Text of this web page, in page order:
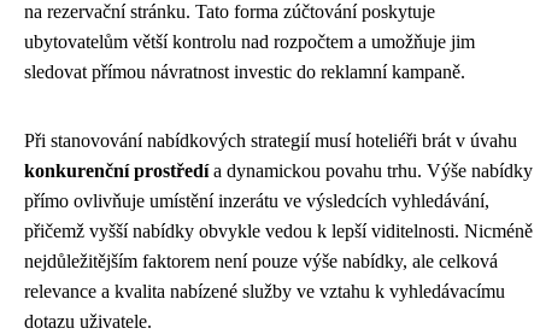
na rezervační stránku. Tato forma zúčtování poskytuje
ubytovatelům větší kontrolu nad rozpočtem a umožňuje jim
sledovat přímou návratnost investic do reklamní kampaně.
Při stanovování nabídkových strategií musí hoteliéři brát v úvahu
konkurenční prostředía dynamickou povahu trhu. Výše nabídky
přímo ovlivňuje umístění inzerátu ve výsledcích vyhledávání,
přičemž vyšší nabídky obvykle vedou k lepší viditelnosti. Nicméně
nejdůležitějším faktorem není pouze výše nabídky, ale celková
relevance a kvalita nabízené služby ve vztahu k vyhledávacímu
dotazu uživatele.